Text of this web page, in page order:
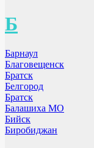
Б
Барнаул
Благовещенск
Братск
Белгород
Братск
Балашиха МО
Бийск
Биробиджан